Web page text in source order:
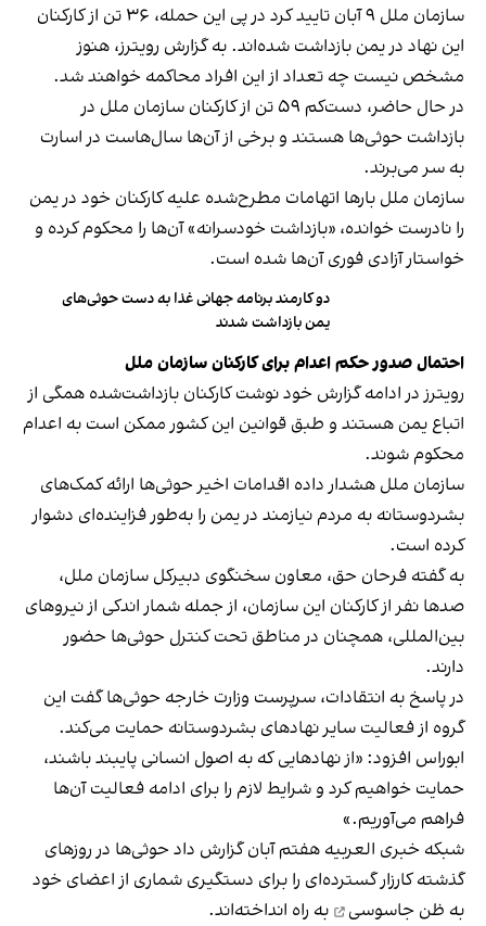
سازمان ملل ۹ آبان تایید کرد در پی این حمله، ۳۶ تن از کارکنان
این نهاد در یمن بازداشت شده‌اند. به گزارش رویترز، هنوز
مشخص نیست چه تعداد از این افراد محاکمه خواهند شد.
در حال حاضر، دست‌کم ۵۹ تن از کارکنان سازمان ملل در
بازداشت حوثی‌ها هستند و برخی از آن‌ها سال‌هاست در اسارت
به ‌سر می‌برند.
سازمان ملل بارها اتهامات مطرح‌شده علیه کارکنان خود در یمن
را نادرست خوانده، «بازداشت خودسرانه» آن‌ها را محکوم کرده و
خواستار آزادی فوری آن‌ها شده است.
دو کارمند برنامه جهانی غذا به دست حوثی‌های
یمن بازداشت شدند
احتمال صدور حکم اعدام برای کارکنان سازمان ملل
رویترز در ادامه گزارش خود نوشت کارکنان بازداشت‌شده همگی از
اتباع یمن هستند و طبق قوانین این کشور ممکن است به اعدام
محکوم شوند.
سازمان ملل هشدار داده اقدامات اخیر حوثی‌ها ارائه کمک‌های
بشردوستانه به مردم نیازمند در یمن را به‌طور فزاینده‌ای دشوار
کرده است.
به گفته فرحان حق، معاون سخنگوی دبیرکل سازمان ملل،
صدها نفر از کارکنان این سازمان، از جمله شمار اندکی از نیروهای
بین‌المللی، همچنان در مناطق تحت کنترل حوثی‌ها حضور
دارند.
در پاسخ به انتقادات، سرپرست وزارت خارجه حوثی‌ها گفت این
گروه از فعالیت سایر نهادهای بشردوستانه حمایت می‌کند.
ابوراس افزود: «از نهادهایی که به اصول انسانی پایبند باشند،
حمایت خواهیم کرد و شرایط لازم را برای ادامه فعالیت آن‌ها
فراهم می‌آوریم.»
شبکه خبری العربیه هفتم آبان گزارش داد حوثی‌ها در روزهای
گذشته کارزار گسترده‌‎ای را برای دستگیری شماری از اعضای خود
به ظن جاسوسی
به راه انداخته‌اند.